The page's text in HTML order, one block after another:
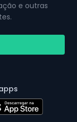
e outras